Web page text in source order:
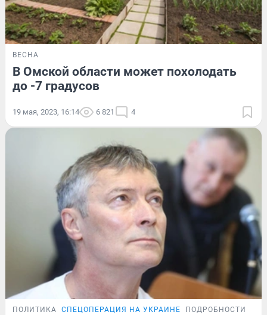
ВЕСНА
В Омской области может похолодать
до -7 градусов
19 мая, 2023, 16:14 6 821 4
ПОЛИТИКА СПЕЦОПЕРАЦИЯ НА УКРАИНЕ ПОДРОБНОСТИ